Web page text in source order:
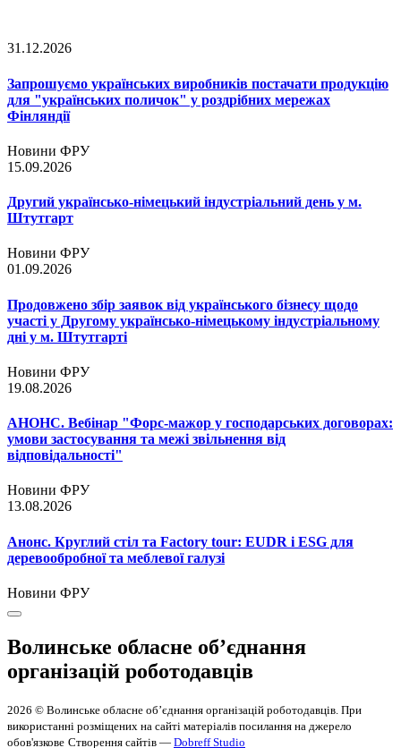
31.12.2026
Запрошуємо українських виробників постачати продукцію
для "українських поличок" у роздрібних мережах
Фінляндії
Новини ФРУ
15.09.2026
Другий українсько-німецький індустріальний день у м.
Штутгарт
Новини ФРУ
01.09.2026
Продовжено збір заявок від українського бізнесу щодо
участі у Другому українсько-німецькому індустріальному
дні у м. Штутгарті
Новини ФРУ
19.08.2026
АНОНС. Вебінар "Форс-мажор у господарських договорах:
умови застосування та межі звільнення від
відповідальності"
Новини ФРУ
13.08.2026
Анонс. Круглий стіл та Factory tour: EUDR і ESG для
деревообробної та меблевої галузі
Новини ФРУ
Волинське обласне об’єднання
організацій роботодавців
2026 © Волинське обласне об’єднання організацій роботодавців. При
використанні розміщених на сайті матеріалів посилання на джерело
обов'язкове Створення сайтів — Dobreff Studio